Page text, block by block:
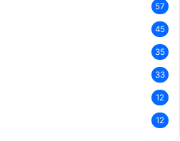
57
45
35
33
12
12